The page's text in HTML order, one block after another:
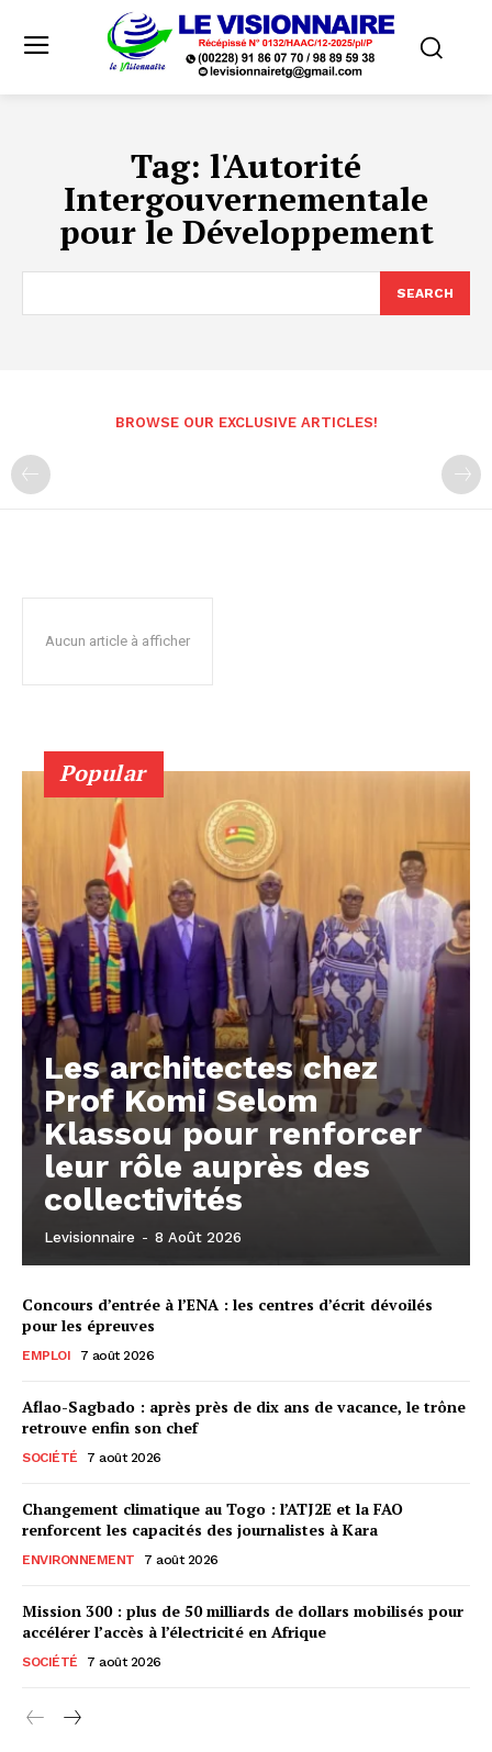
Tag: l'Autorité
Intergouvernementale
pour le Développement
SEARCH
BROWSE OUR EXCLUSIVE ARTICLES!
Aucun article à afficher
Popular
Les architectes chez
Prof Komi Selom
Klassou pour renforcer
leur rôle auprès des
collectivités
Levisionnaire - 8 Août 2026
Concours d’entrée à l’ENA : les centres d’écrit dévoilés
pour les épreuves
EMPLOI 7 août 2026
Aflao-Sagbado : après près de dix ans de vacance, le trône
retrouve enfin son chef
SOCIÉTÉ 7 août 2026
Changement climatique au Togo : l’ATJ2E et la FAO
renforcent les capacités des journalistes à Kara
ENVIRONNEMENT 7 août 2026
Mission 300 : plus de 50 milliards de dollars mobilisés pour
accélérer l’accès à l’électricité en Afrique
SOCIÉTÉ 7 août 2026